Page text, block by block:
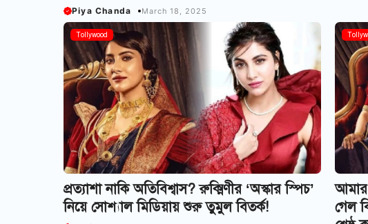
Piya Chanda March 18, 2025
Tollywood
প্রত্যাশা নাকি অতিবিশ্বাস? রুক্মিণীর ‘অস্কার স্পিচ’
নিয়ে সোশ্যাল মিডিয়ায় শুরু তুমুল বিতর্ক!
আমার
গেল